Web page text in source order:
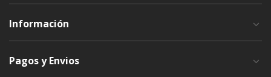
Información
Pagos y Envios